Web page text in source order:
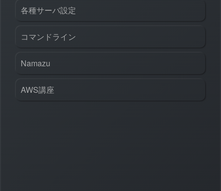
各種サーバ設定
コマンドライン
Namazu
AWS講座